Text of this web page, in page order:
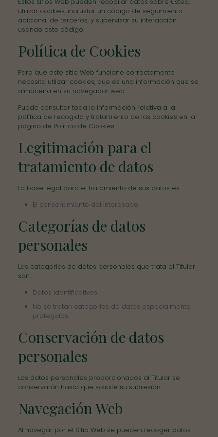
utilizar cookies, incrustar un código de seguimiento
adicional de terceros, y supervisar su interacción
usando este código.
Política de Cookies
Para que este sitio Web funcione correctamente
necesita utilizar cookies, que es una información que se
almacena en su navegador web.
Puede consultar toda la información relativa a la
política de recogida y tratamiento de las cookies en la
página de Política de Cookies.
Legitimación para el
tratamiento de datos
La base legal para el tratamiento de sus datos es:
El consentimiento del interesado.
Categorías de datos
personales
Las categorías de datos personales que trata el Titular
son:
Datos identificativos.
No se tratan categorías de datos especialmente
protegidos.
Conservación de datos
personales
Los datos personales proporcionados al Titular se
conservarán hasta que solicite su supresión.
Navegación Web
Al navegar por el Sitio Web se pueden recoger datos